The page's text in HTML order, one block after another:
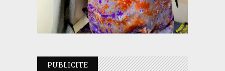
PUBLICITE